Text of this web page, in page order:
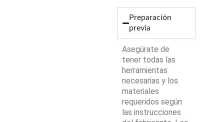
Preparación
previa
Asegúrate de
tener todas las
herramientas
necesarias y los
materiales
requeridos según
las instrucciones